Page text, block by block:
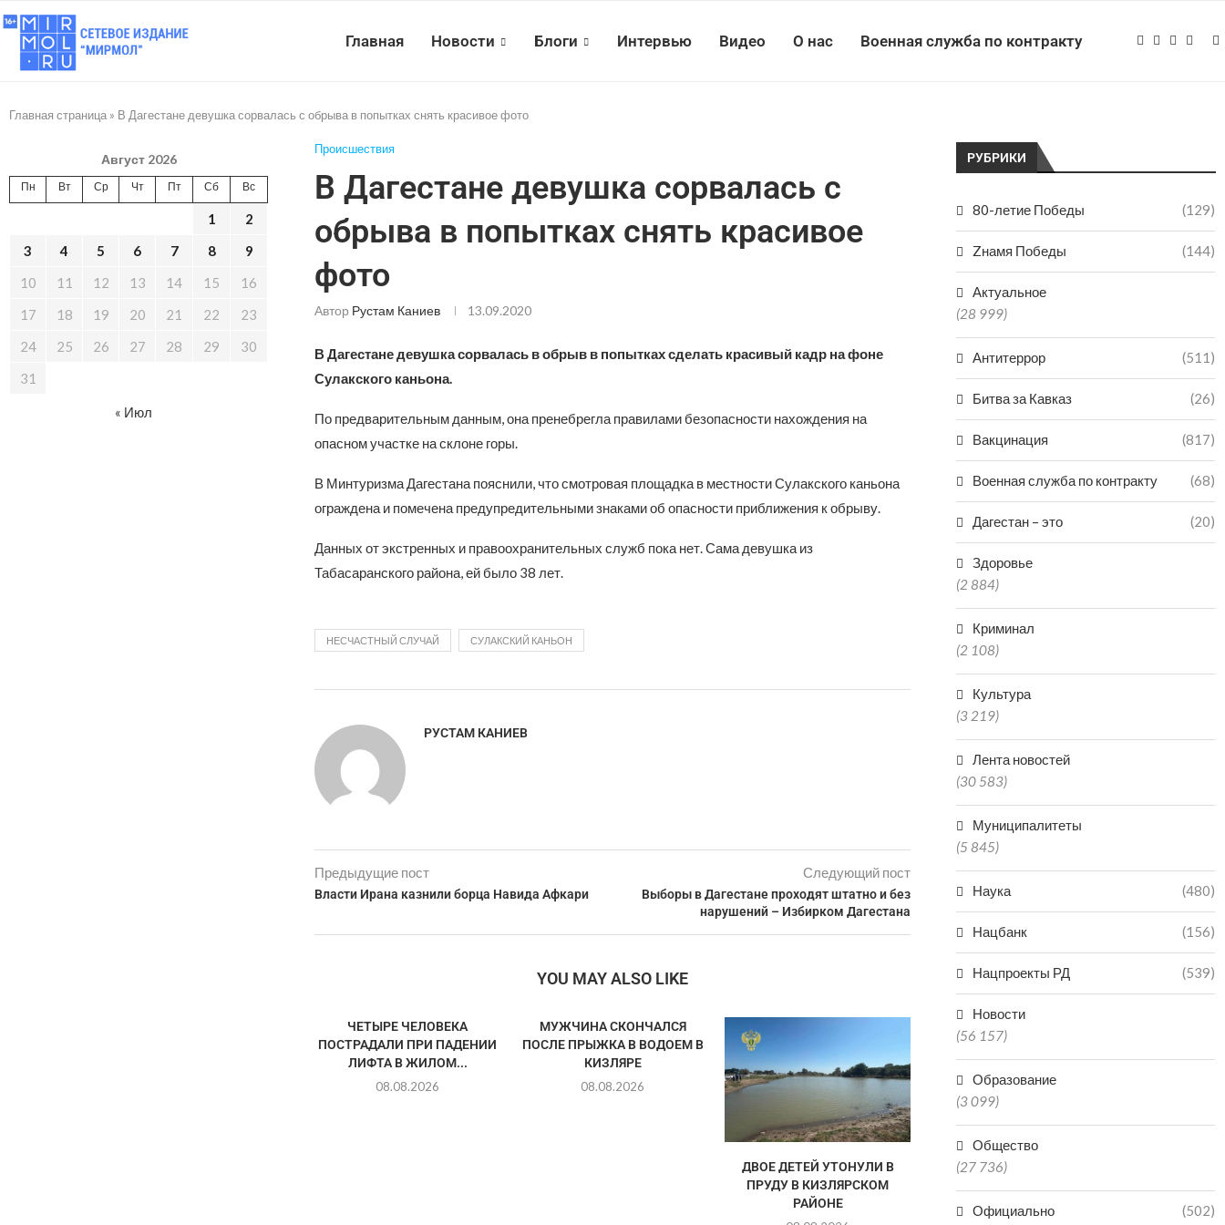
Главная Новости Блоги Интервью Видео О нас Военная служба по контракту
Главная страница » В Дагестане девушка сорвалась с обрыва в попытках снять красивое фото
Происшествия
В Дагестане девушка сорвалась с
обрыва в попытках снять красивое
фото
Автор Рустам Каниев 13.09.2020
В Дагестане девушка сорвалась в обрыв в попытках сделать красивый кадр на фоне
Сулакского каньона.
По предварительным данным, она пренебрегла правилами безопасности нахождения на
опасном участке на склоне горы.
В Минтуризма Дагестана пояснили, что смотровая площадка в местности Сулакского каньона
ограждена и помечена предупредительными знаками об опасности приближения к обрыву.
Данных от экстренных и правоохранительных служб пока нет. Сама девушка из
Табасаранского района, ей было 38 лет.
НЕСЧАСТНЫЙ СЛУЧАЙ СУЛАКСКИЙ КАНЬОН
РУСТАМ КАНИЕВ
Предыдущие пост
Власти Ирана казнили борца Навида Афкари
Следующий пост
Выборы в Дагестане проходят штатно и без
нарушений – Избирком Дагестана
YOU MAY ALSO LIKE
ЧЕТЫРЕ ЧЕЛОВЕКА
ПОСТРАДАЛИ ПРИ ПАДЕНИИ
ЛИФТА В ЖИЛОМ...
08.08.2026
МУЖЧИНА СКОНЧАЛСЯ
ПОСЛЕ ПРЫЖКА В ВОДОЕМ В
КИЗЛЯРЕ
08.08.2026
ДВОЕ ДЕТЕЙ УТОНУЛИ В
ПРУДУ В КИЗЛЯРСКОМ
РАЙОНЕ
ИСКУССТВЕННОМ ВОДОЕМЕ В
МАГАРАМКЕНТСКОМ РАЙОНЕ
08.08.2026
РУБРИКИ
80-летие Победы (129)
Zнамя Победы (144)
Актуальное
(28 999)
Антитеррор (511)
Битва за Кавказ (26)
Вакцинация (817)
Военная служба по контракту (68)
Дагестан – это (20)
Здоровье
(2 884)
Криминал
(2 108)
Культура
(3 219)
Лента новостей
(30 583)
Муниципалитеты
(5 845)
Наука (480)
Нацбанк (156)
Нацпроекты РД (539)
Новости
(56 157)
Образование
(3 099)
Общество
(27 736)
Официально (502)
Август 2026
Пн Вт Ср Чт Пт Сб Вс
1
2
3
4 5 6 7 8
9
10
11 12 13 14 15
16
17
18 19 20 21 22
23
24
25 26 27 28 29
30
31
« Июл